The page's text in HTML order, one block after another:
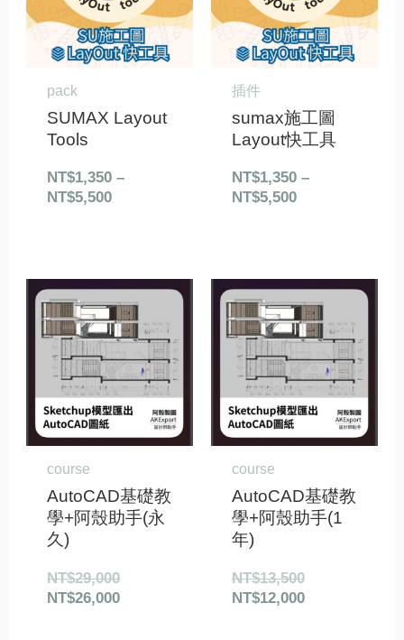
pack
SUMAX Layout
Tools
NT$1,350 –
NT$5,500
到
NT$5,500
插件
sumax施工圖
Layout快工具
NT$1,350 –
NT$5,500
到
NT$5,500
course
AutoCAD基礎教
學+阿殼助手(永
久)
NT$29,000
原
始
價
格：
NT$29,000。
NT$26,000
目
前
價
格：
NT$26,000。
course
AutoCAD基礎教
學+阿殼助手(1
年)
NT$13,500
原
始
價
格：
NT$13,500。
NT$12,000
目
前
價
格：
NT$12,000。